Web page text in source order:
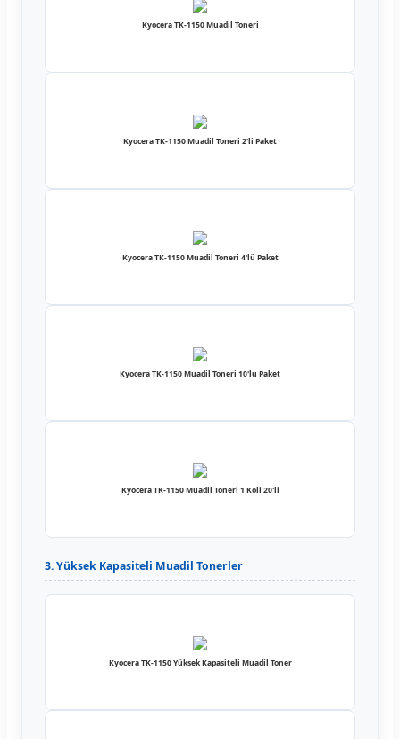
Kyocera TK-1150 Muadil Toneri
Kyocera TK-1150 Muadil Toneri 2'li Paket
Kyocera TK-1150 Muadil Toneri 4'lü Paket
Kyocera TK-1150 Muadil Toneri 10'lu Paket
Kyocera TK-1150 Muadil Toneri 1 Koli 20'li
3. Yüksek Kapasiteli Muadil Tonerler
Kyocera TK-1150 Yüksek Kapasiteli Muadil Toner